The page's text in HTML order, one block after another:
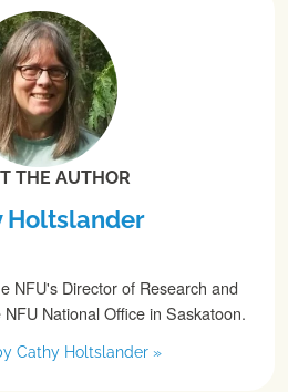
THE AUTHOR
Holtslander
NFU's Director of Research and
National Office in Saskatoon.
Cathy Holtslander »